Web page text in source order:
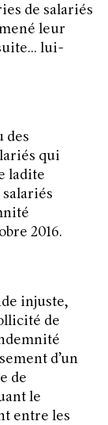
de salariés
leur
lui-
des
qui
ladite
salariés
2016.
injuste,
de
d’un
de
le
entre les